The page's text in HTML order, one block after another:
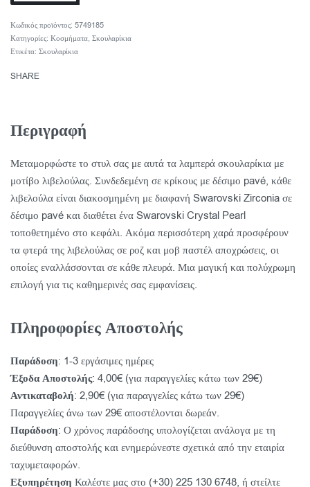
5749185
Κατηγορίες: Κοσμήματα, Σκουλαρίκια
Ετικέτα: Σκουλαρίκια
SHARE
Περιγραφή
Μεταμορφώστε το στυλ σας με αυτά τα λαμπερά σκουλαρίκια με
μοτίβο λιβελούλας. Συνδεδεμένη σε κρίκους με δέσιμο pavé, κάθε
λιβελούλα είναι διακοσμημένη με διαφανή Swarovski Zirconia σε
δέσιμο pavé και διαθέτει ένα Swarovski Crystal Pearl
τοποθετημένο στο κεφάλι. Ακόμα περισσότερη χαρά προσφέρουν
τα φτερά της λιβελούλας σε ροζ και μοβ παστέλ αποχρώσεις, οι
οποίες εναλλάσσονται σε κάθε πλευρά. Μια μαγική και πολύχρωμη
επιλογή για τις καθημερινές σας εμφανίσεις.
Πληροφορίες Αποστολής
Παράδοση: 1-3 εργάσιμες ημέρες
Έξοδα Αποστολής: 4,00€ (για παραγγελίες κάτω των 29€)
Αντικαταβολή: 2,90€ (για παραγγελίες κάτω των 29€)
Παραγγελίες άνω των 29€ αποστέλονται δωρεάν.
Παράδοση: Ο χρόνος παράδοσης υπολογίζεται ανάλογα με τη
διεύθυνση αποστολής και ενημερώνεστε σχετικά από την εταιρία
ταχυμεταφορών.
Εξυπηρέτηση Καλέστε μας στο (+30) 225 130 6748, ή στείλτε